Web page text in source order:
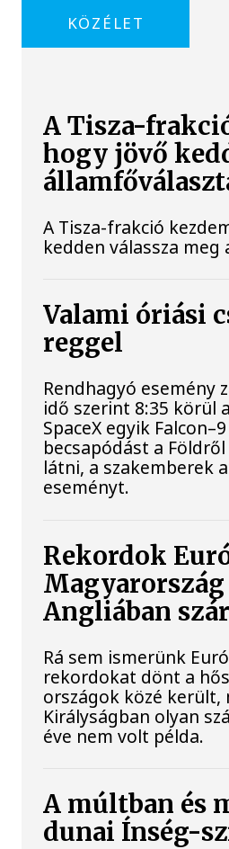
KÖZÉLET
A Tisza-
hogy jövő
A Tisza-frakció
kedden válassza
Valami óriási
reggel
Rendhagyó esemény
idő szerint 8:35 körül
SpaceX egyik
becsapódást a
látni, a szakemberek
eseményt.
Rekordok
Angliában
Rá sem ismerünk
rekordokat dönt a
országok közé került,
Királyságban olyan
éve nem volt példa.
A múltban és
dunai Ínség-